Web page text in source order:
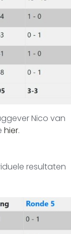
Nico van
hier.
resultaten